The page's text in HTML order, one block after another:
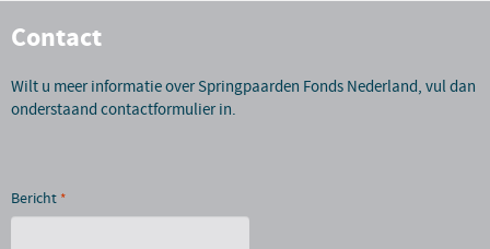
Contact
Wilt u meer informatie over Springpaarden Fonds Nederland, vul dan
onderstaand contactformulier in.
Bericht *